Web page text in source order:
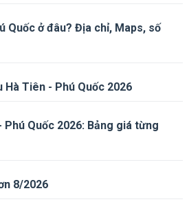
Quốc ở đâu? Địa chỉ, Maps, số
Tiên - Phú Quốc 2026
Phú Quốc 2026: Bảng giá từng
8/2026